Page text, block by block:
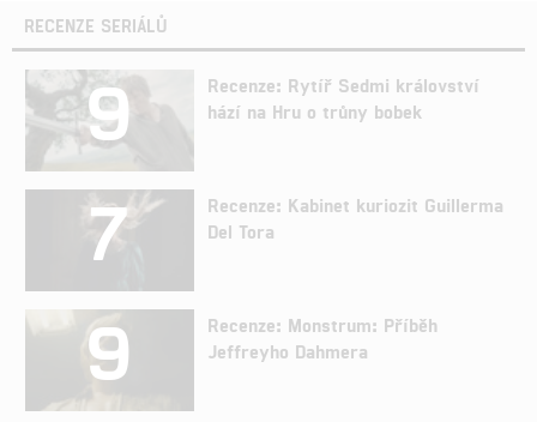
RECENZE SERIÁLŮ
9
Recenze: Rytíř Sedmi království
hází na Hru o trůny bobek
7
Recenze: Kabinet kuriozit Guillerma
Del Tora
9
Recenze: Monstrum: Příběh
Jeffreyho Dahmera